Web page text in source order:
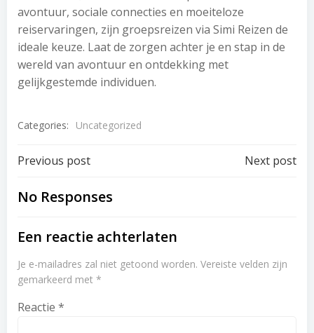
avontuur, sociale connecties en moeiteloze
reiservaringen, zijn groepsreizen via Simi Reizen de
ideale keuze. Laat de zorgen achter je en stap in de
wereld van avontuur en ontdekking met
gelijkgestemde individuen.
Categories: Uncategorized
Post
navigation
Previous post Next post
No Responses
Een reactie achterlaten
Je e-mailadres zal niet getoond worden. Vereiste velden zijn
gemarkeerd met *
Reactie *